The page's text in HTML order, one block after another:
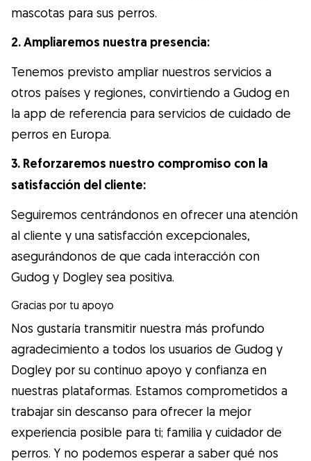
mascotas para sus perros.
2. Ampliaremos nuestra presencia:
Tenemos previsto ampliar nuestros servicios a
otros países y regiones, convirtiendo a Gudog en
la app de referencia para servicios de cuidado de
perros en Europa.
3. Reforzaremos nuestro compromiso con la
satisfacción del cliente:
Seguiremos centrándonos en ofrecer una atención
al cliente y una satisfacción excepcionales,
asegurándonos de que cada interacción con
Gudog y Dogley sea positiva.
Gracias por tu apoyo
Nos gustaría transmitir nuestra más profundo
agradecimiento a todos los usuarios de Gudog y
Dogley por su continuo apoyo y confianza en
nuestras plataformas. Estamos comprometidos a
trabajar sin descanso para ofrecer la mejor
experiencia posible para ti; familia y cuidador de
perros. Y no podemos esperar a saber qué nos